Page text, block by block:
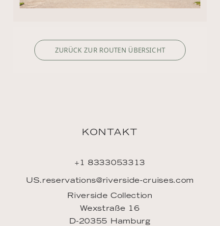
ZURÜCK ZUR ROUTEN ÜBERSICHT
KONTAKT
+1 8333053313
US.reservations@riverside-cruises.com
Riverside Collection
Wexstraße 16
D-20355 Hamburg